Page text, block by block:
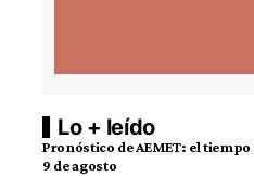
Lo + leído
Pronóstico de AEMET: el
9 de agosto